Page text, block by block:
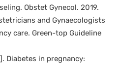
Obstet Gynecol. 2019.
and Gynaecologists
care. Green-top Guideline
Diabetes in pregnancy: